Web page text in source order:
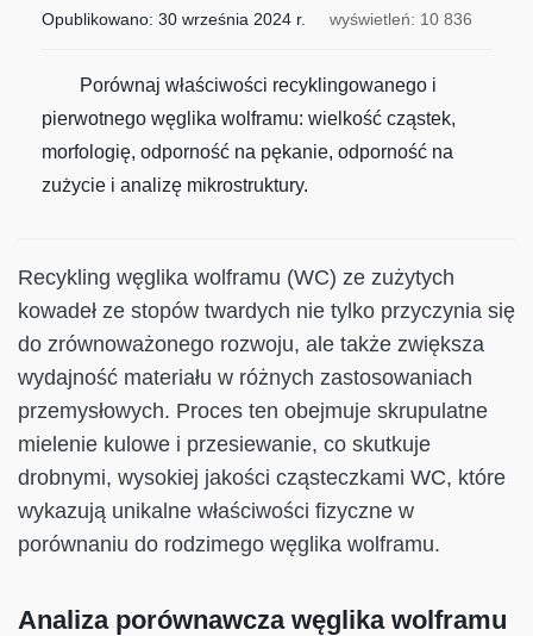
Opublikowano: 30 września 2024 r. wyświetleń: 10 836
Porównaj właściwości recyklingowanego i
pierwotnego węglika wolframu: wielkość cząstek,
morfologię, odporność na pękanie, odporność na
zużycie i analizę mikrostruktury.
Recykling węglika wolframu (WC) ze zużytych
kowadeł ze stopów twardych nie tylko przyczynia się
do zrównoważonego rozwoju, ale także zwiększa
wydajność materiału w różnych zastosowaniach
przemysłowych. Proces ten obejmuje skrupulatne
mielenie kulowe i przesiewanie, co skutkuje
drobnymi, wysokiej jakości cząsteczkami WC, które
wykazują unikalne właściwości fizyczne w
porównaniu do rodzimego węglika wolframu.
Analiza porównawcza węglika wolframu